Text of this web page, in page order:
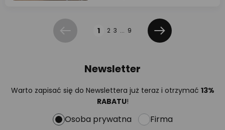
Poprzednia1 2 3 ... 9
Dalej
Newsletter
Warto zapisać się do Newslettera już teraz i otrzymać 13%
RABATU!
Osoba prywatna Firma